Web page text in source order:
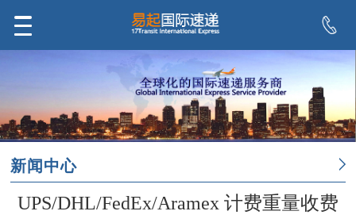
新闻中心
UPS/DHL/FedEx/Aramex 计费重量收费